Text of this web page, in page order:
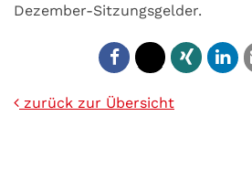
Dezember-Sitzungsgelder.
zurück zur Übersicht